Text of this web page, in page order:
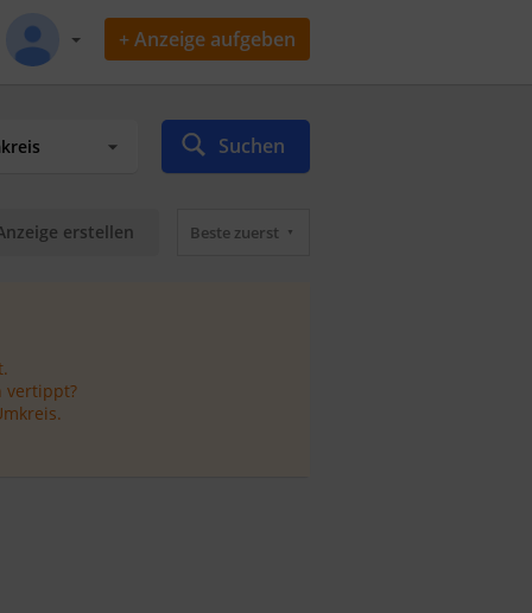
+ Anzeige aufgeben
Suchen
Beste zuerst
erstellen
vertippt?